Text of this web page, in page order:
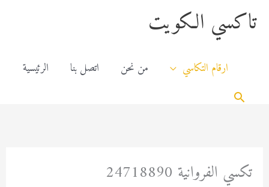
content
تخطيتاكسي الكويت
ارقام التكاسي من نحن اتصل بنا الرئيسية
البحث
تكسي الفروانية 24718890